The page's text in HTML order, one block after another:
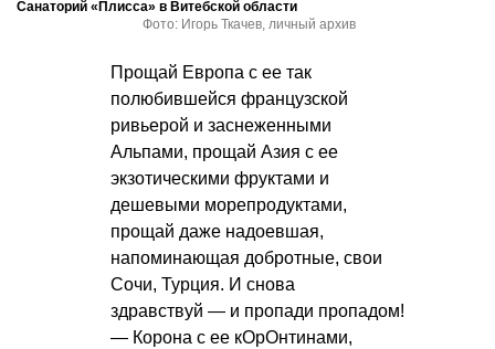
Санаторий «Плисса» в Витебской области
Фото: Игорь Ткачев, личный архив
Прощай Европа с ее так
полюбившейся французской
ривьерой и заснеженными
Альпами, прощай Азия с ее
экзотическими фруктами и
дешевыми морепродуктами,
прощай даже надоевшая,
напоминающая добротные, свои
Сочи, Турция. И снова
здравствуй — и пропади пропадом!
— Корона с ее кОрОнтинами,